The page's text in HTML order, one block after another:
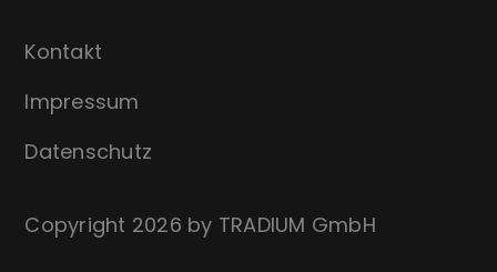
Kontakt
Impressum
Datenschutz
Copyright 2026 by TRADIUM GmbH